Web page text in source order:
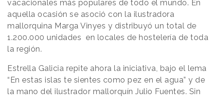
vacacionales más populares de todo el mundo. En
aquella ocasión se asoció con la ilustradora
mallorquina Marga Vinyes y distribuyó un total de
1.200.000 unidades en locales de hostelería de toda
la región.
Estrella Galicia repite ahora la iniciativa, bajo el lema
“En estas islas te sientes como pez en el agua” y de
la mano del ilustrador mallorquín Julio Fuentes. Sin